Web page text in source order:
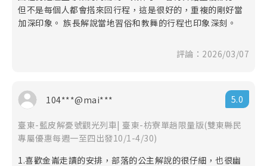
但不是每個人都會搭來回行程，這是很好的，重複的剛好當
加深印象。 族長解說當地習俗和教舞的行程也印象深刻。
評論：2026/03/07
104***@mai*** 5.0
臺東-藍皮解憂號觀光列車| 臺東-枋寮單趟限量版(雙東縣民
專屬優惠每週一至四出發10/1-4/30)
1.喜歡金崙走讀的安排，部落的公主解說的很仔細，也很幽